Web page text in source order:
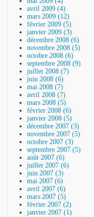
avril 2009 (4)
mars 2009 (12)
février 2009 (5)
janvier 2009 (3)
décembre 2008 (6)
novembre 2008 (5)
octobre 2008 (6)
septembre 2008 (9)
juillet 2008 (7)
juin 2008 (6)
mai 2008 (7)
avril 2008 (7)
mars 2008 (5)
février 2008 (6)
janvier 2008 (5)
décembre 2007 (3)
novembre 2007 (5)
octobre 2007 (3)
septembre 2007 (5)
août 2007 (6)
juillet 2007 (6)
juin 2007 (3)
mai 2007 (6)
avril 2007 (6)
mars 2007 (5)
février 2007 (2)
janvier 2007 (1)